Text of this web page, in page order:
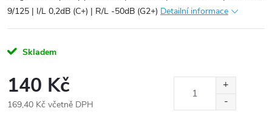
9/125 | I/L 0,2dB (C+) | R/L -50dB (G2+) Detailní informace
Skladem
140 Kč
169,40 Kč včetně DPH